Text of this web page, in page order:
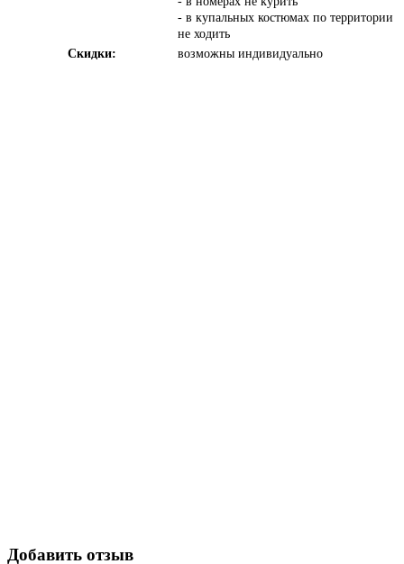
- в купальных костюмах по территории
не ходить
Скидки:
возможны индивидуально
Добавить отзыв